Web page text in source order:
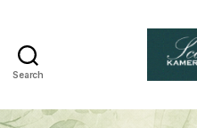
Search